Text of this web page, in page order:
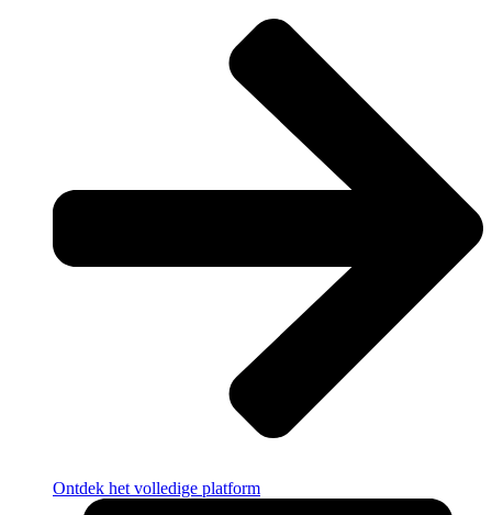
Ontdek het volledige platform